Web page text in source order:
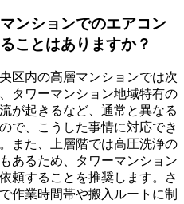
ンションでのエアコン
ことはありますか？
区内の高層マンションでは次
タワーマンション地域特有の
が起きるなど、通常と異なる
で、こうした事情に対応でき
また、上層階では高圧洗浄の
あるため、タワーマンション
頼することを推奨します。さ
作業時間帯や搬入ルートに制